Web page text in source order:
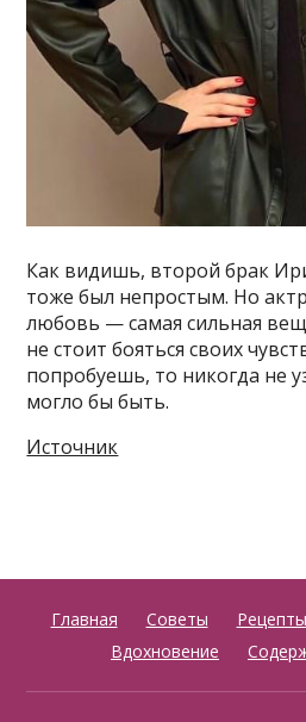
Как видишь, второй брак
тоже был непростым. Но
любовь — самая сильная
не стоит бояться своих
попробуешь, то никогда не
могло бы быть.
Источник
Главная Советы Рецепты
Вдохновение